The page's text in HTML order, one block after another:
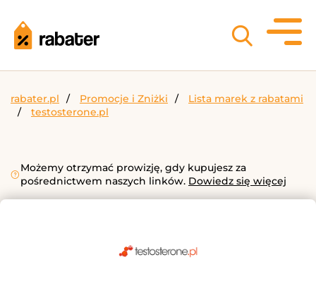
rabater.pl Promocje i Zniżki
Lista marek z rabatami
testosterone.pl
Możemy otrzymać prowizję, gdy kupujesz za
pośrednictwem naszych linków. Dowiedz się więcej